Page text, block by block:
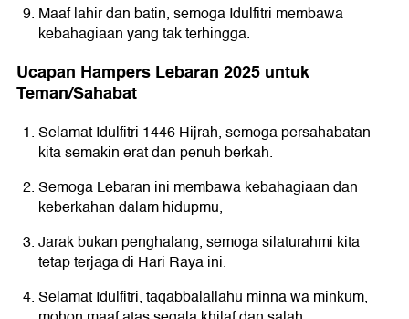
Maaf lahir dan batin, semoga Idulfitri membawa
kebahagiaan yang tak terhingga.
Ucapan Hampers Lebaran 2025 untuk
Teman/Sahabat
Selamat Idulfitri 1446 Hijrah, semoga persahabatan
kita semakin erat dan penuh berkah.
Semoga Lebaran ini membawa kebahagiaan dan
keberkahan dalam hidupmu,
Jarak bukan penghalang, semoga silaturahmi kita
tetap terjaga di Hari Raya ini.
Selamat Idulfitri, taqabbalallahu minna wa minkum,